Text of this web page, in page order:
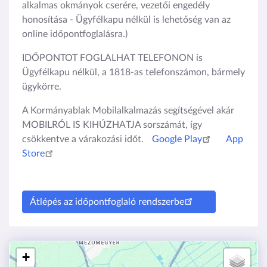
alkalmas okmányok cserére, vezetői engedély
honosítása - Ügyfélkapu nélkül is lehetőség van az
online időpontfoglalásra.)
IDŐPONTOT FOGLALHAT TELEFONON is
Ügyfélkapu nélkül, a 1818-as telefonszámon, bármely
ügykörre.
A Kormányablak Mobilalkalmazás segítségével akár
MOBILRÓL IS KIHÚZHATJA sorszámát, így
csökkentve a várakozási időt.
Google Play
App
Store
Átlépés az időpontfoglaló rendszerbe
+